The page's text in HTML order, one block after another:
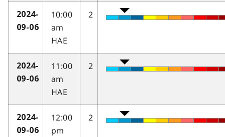
2024-
09-06
10:00
am
HAE
2
2024-
09-06
11:00
am
HAE
2
2024-
09-06
12:00
pm
2